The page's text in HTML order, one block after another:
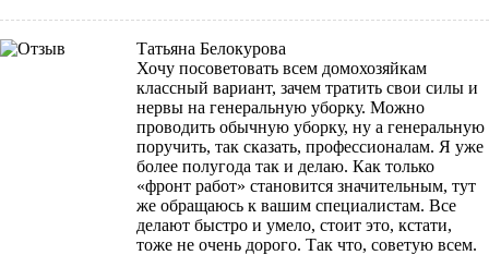
Татьяна Белокурова
Хочу посоветовать всем домохозяйкам
классный вариант, зачем тратить свои силы и
нервы на генеральную уборку. Можно
проводить обычную уборку, ну а генеральную
поручить, так сказать, профессионалам. Я уже
более полугода так и делаю. Как только
«фронт работ» становится значительным, тут
же обращаюсь к вашим специалистам. Все
делают быстро и умело, стоит это, кстати,
тоже не очень дорого. Так что, советую всем.